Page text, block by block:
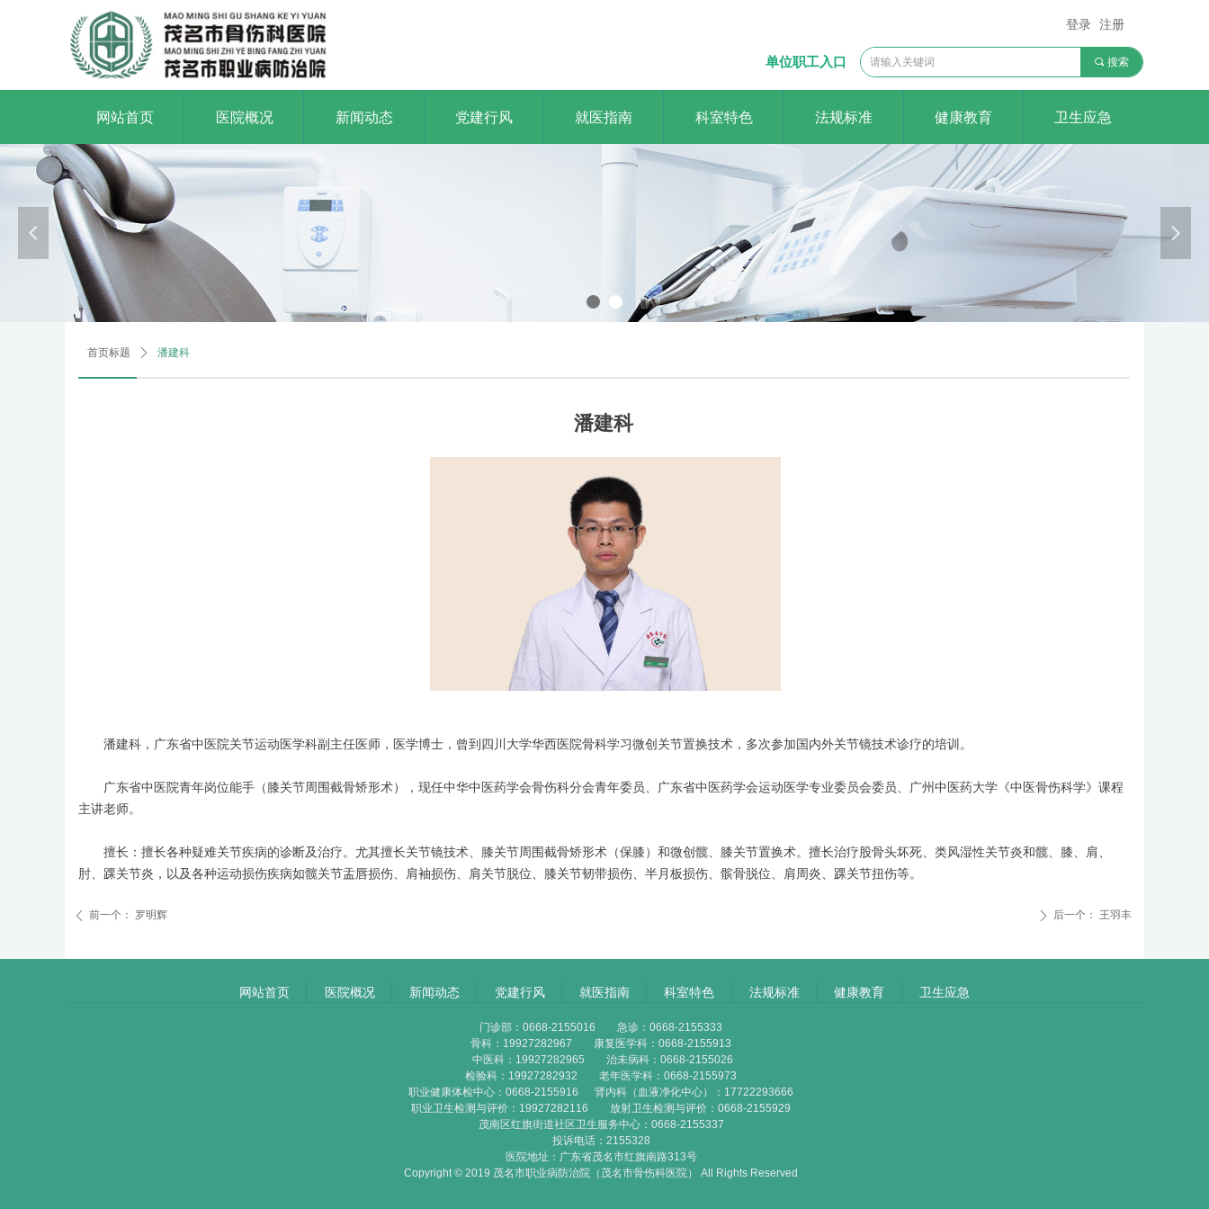
单位职工入口 끠 搜索
登录 注册
打造一流品牌医院，做老百姓依赖的好医院
Build a first-class brand hospital and be a good hospital for the common people to rely on
넳 넲
网站首页 医院概况 新闻动态 党建行风 就医指南 科室特色 法规标准 健康教育 卫生应急
首页标题 ꄲ 潘建科
潘建科
ꄴ 前一个： 罗明辉 ꄲ 后一个： 王羽丰
潘建科，广东省中医院关节运动医学科副主任医师，医学博士，曾到四川大学华西医院骨科学习微创关节置换技术，多次参加国内外关节镜技术诊疗的培训。
广东省中医院青年岗位能手（膝关节周围截骨矫形术），现任中华中医药学会骨伤科分会青年委员、广东省中医药学会运动医学专业委员会委员、广州中医药大学《中医骨伤科学》课程
主讲老师。
擅长：擅长各种疑难关节疾病的诊断及治疗。尤其擅长关节镜技术、膝关节周围截骨矫形术（保膝）和微创髋、膝关节置换术。擅长治疗股骨头坏死、类风湿性关节炎和髋、膝、肩、
肘、踝关节炎，以及各种运动损伤疾病如髋关节盂唇损伤、肩袖损伤、肩关节脱位、膝关节韧带损伤、半月板损伤、髌骨脱位、肩周炎、踝关节扭伤等。
网站首页 医院概况 新闻动态 党建行风 就医指南 科室特色 法规标准 健康教育 卫生应急
门诊部：0668-2155016 急诊：0668-2155333
骨科：19927282967 康复医学科：0668-2155913
中医科：19927282965 治未病科：0668-2155026
检验科：19927282932 老年医学科：0668-2155973
职业健康体检中心：0668-2155916 肾内科（血液净化中心）：17722293666
职业卫生检测与评价：19927282116 放射卫生检测与评价：0668-2155929
茂南区红旗街道社区卫生服务中心：0668-2155337
投诉电话：2155328
医院地址：广东省茂名市红旗南路313号
Copyright © 2019 茂名市职业病防治院（茂名市骨伤科医院） All Rights Reserved